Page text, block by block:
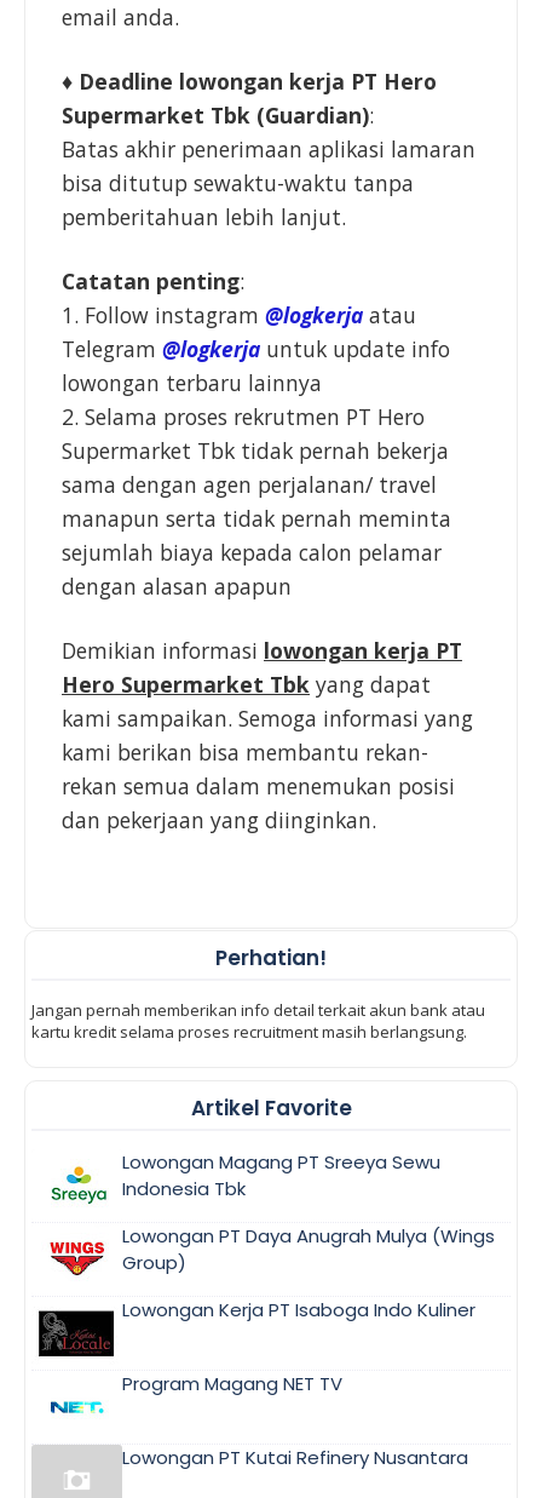
email anda.
♦ Deadline lowongan kerja PT Hero
Supermarket Tbk (Guardian):
Batas akhir penerimaan aplikasi lamaran
bisa ditutup sewaktu-waktu tanpa
pemberitahuan lebih lanjut.
Catatan penting:
1. Follow instagram @logkerja atau
Telegram @logkerja untuk update info
lowongan terbaru lainnya
2. Selama proses rekrutmen PT Hero
Supermarket Tbk tidak pernah bekerja
sama dengan agen perjalanan/ travel
manapun serta tidak pernah meminta
sejumlah biaya kepada calon pelamar
dengan alasan apapun
Demikian informasi lowongan kerja PT
Hero Supermarket Tbk yang dapat
kami sampaikan. Semoga informasi yang
kami berikan bisa membantu rekan-
rekan semua dalam menemukan posisi
dan pekerjaan yang diinginkan.
Perhatian!
Jangan pernah memberikan info detail terkait akun bank atau
kartu kredit selama proses recruitment masih berlangsung.
Artikel Favorite
Lowongan Magang PT Sreeya Sewu
Indonesia Tbk
Lowongan PT Daya Anugrah Mulya (Wings
Group)
Lowongan Kerja PT Isaboga Indo Kuliner
Program Magang NET TV
Lowongan PT Kutai Refinery Nusantara